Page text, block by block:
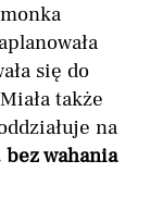
się do
także
na
bez wahania